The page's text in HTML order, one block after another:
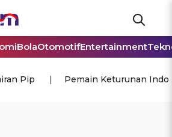
BolaOtomotifEntertainment
Pip Pemain Keturunan